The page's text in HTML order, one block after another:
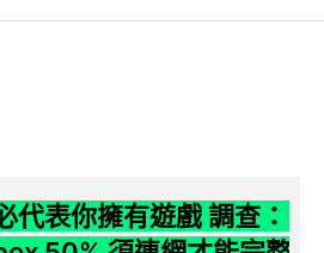
代表你擁有遊戲 調查：